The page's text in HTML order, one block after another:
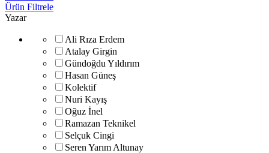
Ürün Filtrele
Yazar
Ali Rıza Erdem
Atalay Girgin
Gündoğdu Yıldırım
Hasan Güneş
Kolektif
Nuri Kayış
Oğuz İnel
Ramazan Teknikel
Selçuk Cingi
Seren Yarım Altunay